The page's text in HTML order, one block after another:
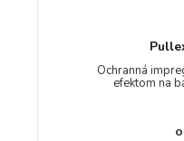
Ochranná
efektom na